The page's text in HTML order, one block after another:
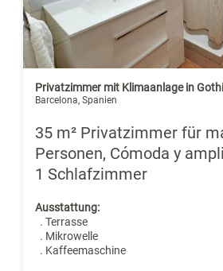
Privatzimmer mit Klimaanlage in
Barcelona, Spanien
35 m² Privatzimmer für
Personen, Cómoda y
1 Schlafzimmer
Ausstattung:
. Terrasse
. Mikrowelle
. Kaffeemaschine